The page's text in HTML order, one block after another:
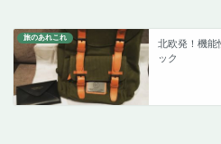
旅のあれこれ
北欧発！機能
ック